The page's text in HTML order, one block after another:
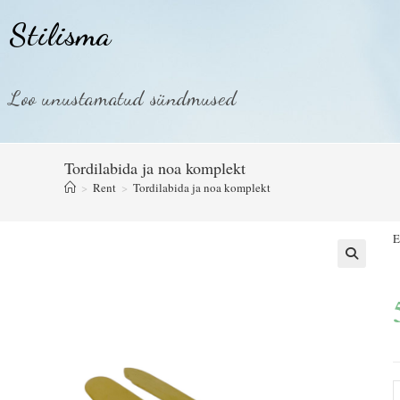
Stilisma
Loo unustamatud sündmused
Tordilabida ja noa komplekt
> Rent > Tordilabida ja noa komplekt